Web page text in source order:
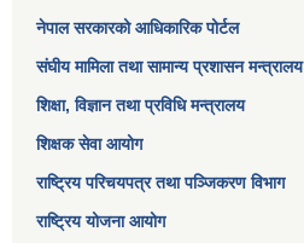
नेपाल सरकारको आधिकारिक पोर्टल
संघीय मामिला तथा सामान्य प्रशासन मन्त्रालय
शिक्षा, विज्ञान तथा प्रविधि मन्त्रालय
शिक्षक सेवा आयोग
राष्ट्रिय परिचयपत्र तथा पञ्जिकरण विभाग
राष्ट्रिय योजना आयोग